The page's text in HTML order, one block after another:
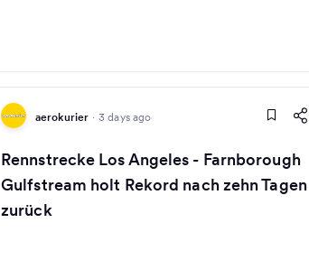
aerokurier · 3 days ago
Rennstrecke Los Angeles - Farnborough
Gulfstream holt Rekord nach zehn Tagen
zurück